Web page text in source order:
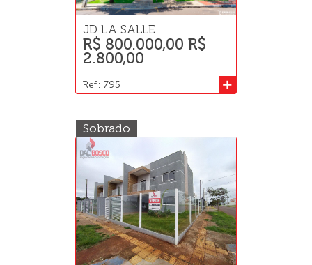
JD LA SALLE
R$ 800.000,00 R$
2.800,00
+
Ref.: 795
Sobrado